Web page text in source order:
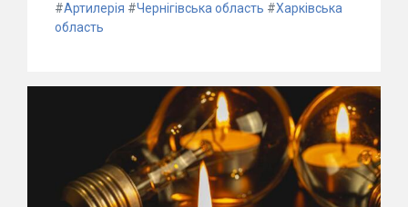
#Артилерія #Чернігівська область #Харківська
область